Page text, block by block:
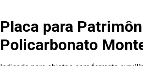
Placa para
Policarbonato